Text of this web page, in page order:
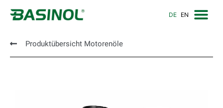
DE EN
Produktübersicht Motorenöle